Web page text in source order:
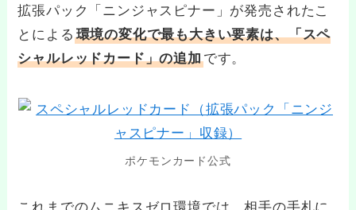
拡張パック「ニンジャスピナー」が発売されたこ
とによる 環境の変化で最も大きい要素は、「スペ
シャルレッドカード」の追加です。
ポケモンカード公式